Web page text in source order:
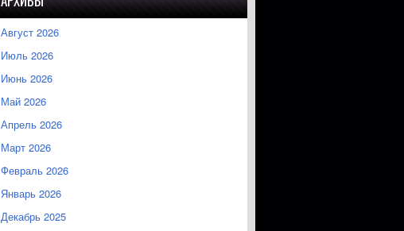
Август 2026
Июль 2026
Июнь 2026
Май 2026
Апрель 2026
Март 2026
Февраль 2026
Январь 2026
Декабрь 2025